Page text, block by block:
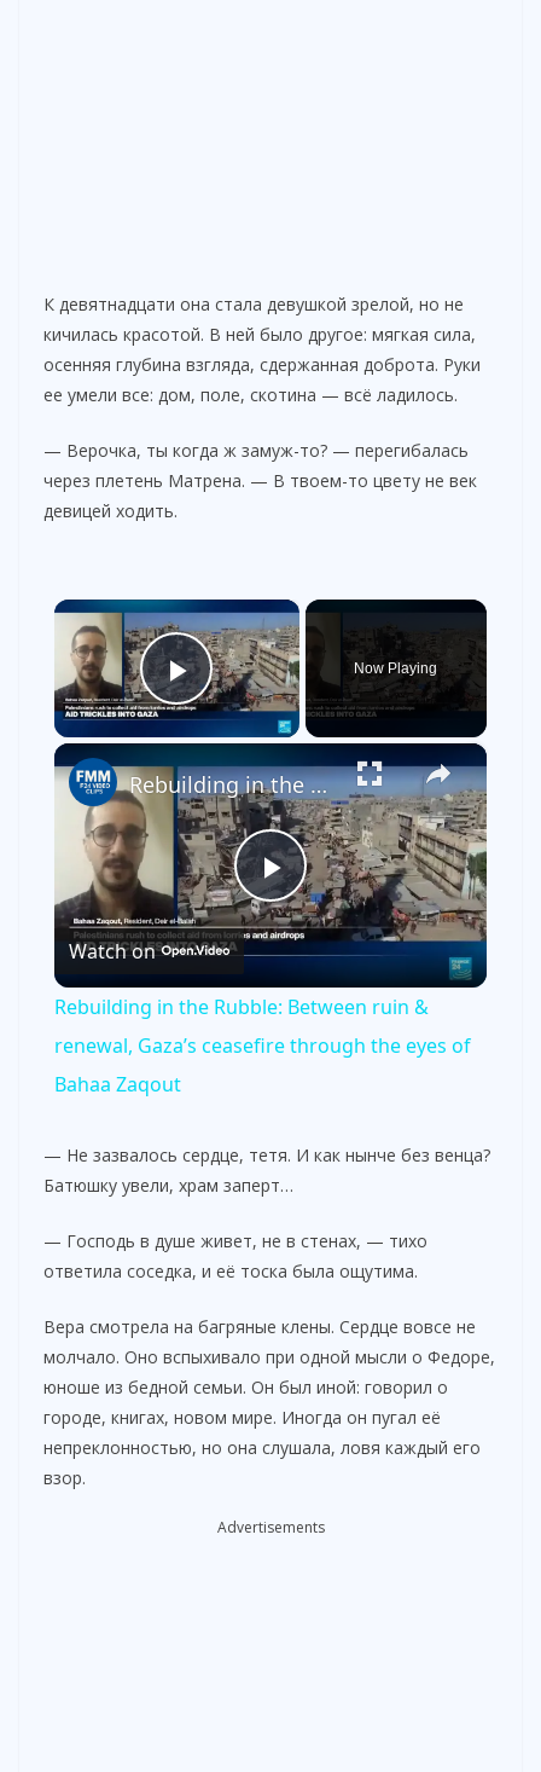
К девятнадцати она стала девушкой зрелой, но не
кичилась красотой. В ней было другое: мягкая сила,
осенняя глубина взгляда, сдержанная доброта. Руки
ее умели все: дом, поле, скотина — всё ладилось.
— Верочка, ты когда ж замуж-то? — перегибалась
через плетень Матрена. — В твоем-то цвету не век
девицей ходить.
×
Play Video
Now Playing
×
P
l
a
V
i
d
e
Rebuilding in the Rubble: Between ruin & renewal, Gaza’s ceasefire through the eyes of Bahaa Zaqout
Watch on
Rebuilding in the Rubble: Between ruin &
renewal, Gaza’s ceasefire through the eyes of
Bahaa Zaqout
— Не зазвалось сердце, тетя. И как нынче без венца?
Батюшку увели, храм заперт…
— Господь в душе живет, не в стенах, — тихо
ответила соседка, и её тоска была ощутима.
Вера смотрела на багряные клены. Сердце вовсе не
молчало. Оно вспыхивало при одной мысли о Федоре,
юноше из бедной семьи. Он был иной: говорил о
городе, книгах, новом мире. Иногда он пугал её
непреклонностью, но она слушала, ловя каждый его
взор.
Advertisements